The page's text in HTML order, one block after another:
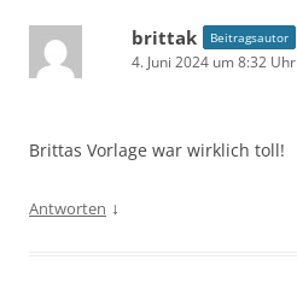
brittak Beitragsautor
4. Juni 2024 um 8:32 Uhr
Brittas Vorlage war wirklich toll!
Antworten ↓